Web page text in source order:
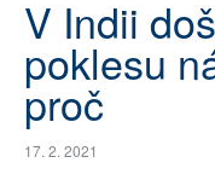
ROZHOVORY
TÉMATA
V Indii
poklesu
proč
17. 2. 2021